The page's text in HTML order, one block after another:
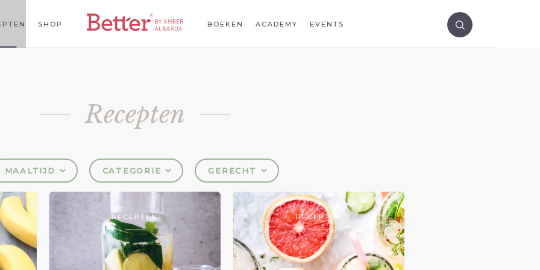
SHOP BOEKEN ACADEMY EVENTS
Recepten
MAALTIJD CATEGORIE GERECHT
RECEPTEN RECEPTEN